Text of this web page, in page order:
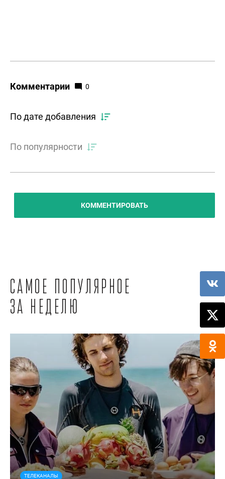
Комментарии 0
По дате добавления
По популярности
КОММЕНТИРОВАТЬ
Самое популярное
за неделю
ТЕЛЕКАНАЛЫ